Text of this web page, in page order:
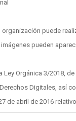
puede
pueden
Orgánica 3/2018,
Digitales, así
de abril de 2016
personales y a la